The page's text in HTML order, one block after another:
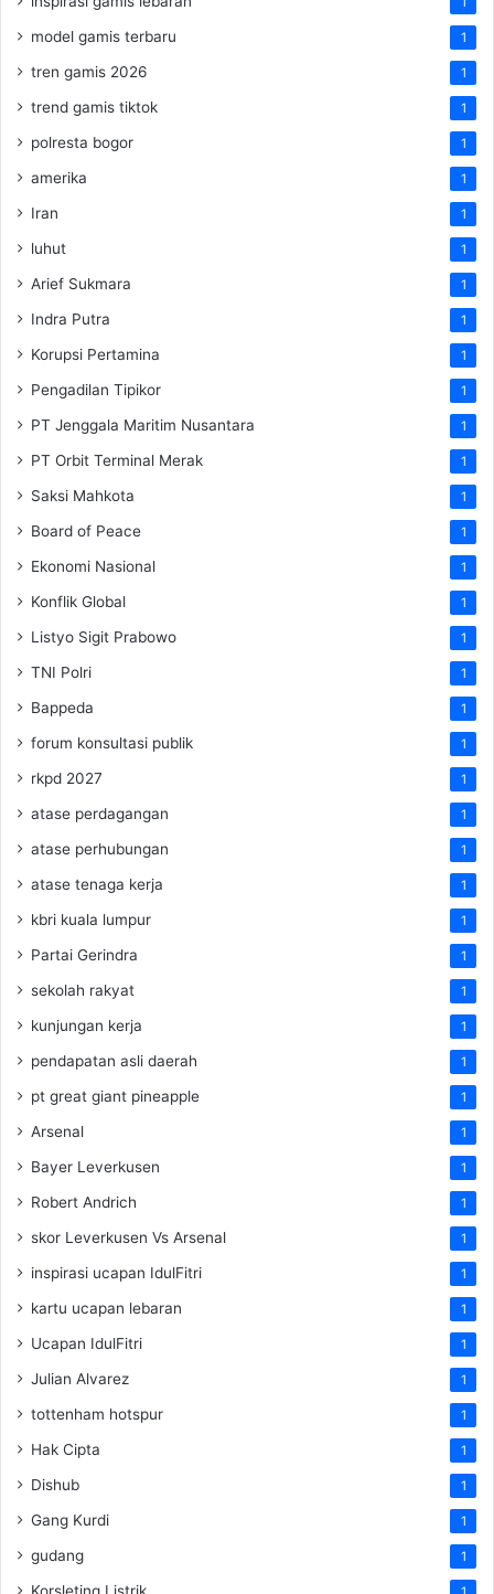
model gamis terbaru 1
tren gamis 2026 1
trend gamis tiktok 1
polresta bogor 1
amerika 1
Iran 1
luhut 1
Arief Sukmara 1
Indra Putra 1
Korupsi Pertamina 1
Pengadilan Tipikor 1
PT Jenggala Maritim Nusantara 1
PT Orbit Terminal Merak 1
Saksi Mahkota 1
Board of Peace 1
Ekonomi Nasional 1
Konflik Global 1
Listyo Sigit Prabowo 1
TNI Polri 1
Bappeda 1
forum konsultasi publik 1
rkpd 2027 1
atase perdagangan 1
atase perhubungan 1
atase tenaga kerja 1
kbri kuala lumpur 1
Partai Gerindra 1
sekolah rakyat 1
kunjungan kerja 1
pendapatan asli daerah 1
pt great giant pineapple 1
Arsenal 1
Bayer Leverkusen 1
Robert Andrich 1
skor Leverkusen Vs Arsenal 1
inspirasi ucapan IdulFitri 1
kartu ucapan lebaran 1
Ucapan IdulFitri 1
Julian Alvarez 1
tottenham hotspur 1
Hak Cipta 1
Dishub 1
Gang Kurdi 1
gudang 1